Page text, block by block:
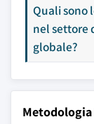
Quali sono
nel settore
globale?
Metodologia